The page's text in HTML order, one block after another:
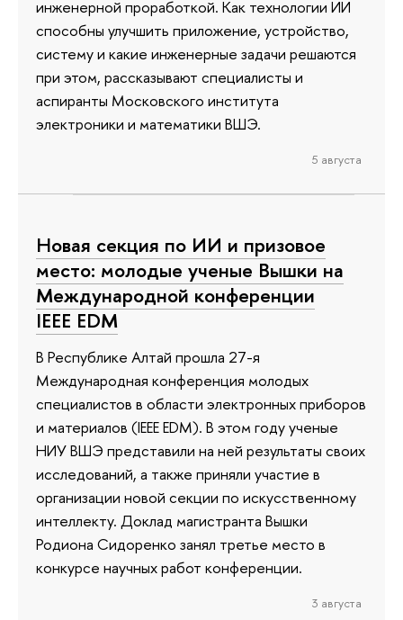
инженерной проработкой. Как технологии ИИ
способны улучшить приложение, устройство,
систему и какие инженерные задачи решаются
при этом, рассказывают специалисты и
аспиранты Московского института
электроники и математики ВШЭ.
5 августа
Новая секция по ИИ и призовое
место: молодые ученые Вышки на
Международной конференции
IEEE EDM
В Республике Алтай прошла 27-я
Международная конференция молодых
специалистов в области электронных приборов
и материалов (IEEE EDM). В этом году ученые
НИУ ВШЭ представили на ней результаты своих
исследований, а также приняли участие в
организации новой секции по искусственному
интеллекту. Доклад магистранта Вышки
Родиона Сидоренко занял третье место в
конкурсе научных работ конференции.
3 августа